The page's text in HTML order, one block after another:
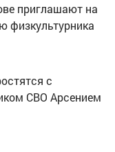
приглашают на
физкультурника
с
СВО Арсением